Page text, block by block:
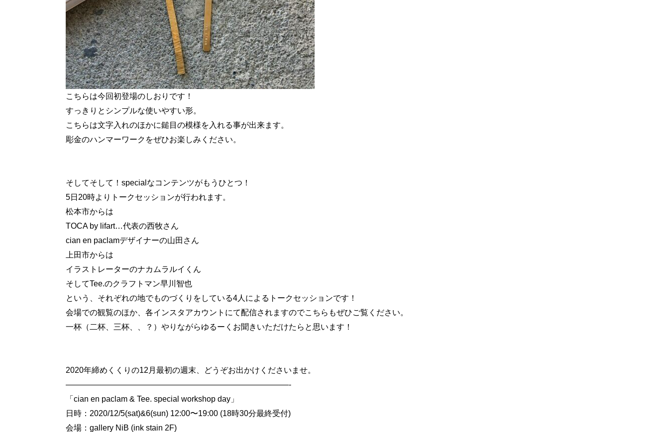
こちらは今回初登場のしおりです！
すっきりとシンプルな使いやすい形。
こちらは文字入れのほかに鎚目の模様を入れる事が出来ます。
彫金のハンマーワークをぜひお楽しみください。
そしてそして！specialなコンテンツがもうひとつ！
5日20時よりトークセッションが行われます。
松本市からは
TOCA by lifart…代表の西牧さん
cian en paclamデザイナーの山田さん
上田市からは
イラストレーターのナカムラルイくん
そしてTee.のクラフトマン早川智也
という、それぞれの地でものづくりをしている4人によるトークセッションです！
会場での観覧のほか、各インスタアカウントにて配信されますのでこちらもぜひご覧ください。
一杯（二杯、三杯、、？）やりながらゆるーくお聞きいただけたらと思います！
2020年締めくくりの12月最初の週末、どうぞお出かけくださいませ。
————————————————————————————-
「cian en paclam & Tee. special workshop day」
日時：2020/12/5(sat)&6(sun) 12:00〜19:00 (18時30分最終受付)
会場：gallery NiB (ink stain 2F)